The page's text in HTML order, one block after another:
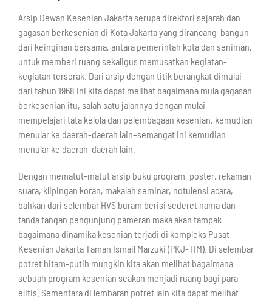
Arsip Dewan Kesenian Jakarta serupa direktori sejarah dan
gagasan berkesenian di Kota Jakarta yang dirancang-bangun
dari keinginan bersama, antara pemerintah kota dan seniman,
untuk memberi ruang sekaligus memusatkan kegiatan-
kegiatan terserak. Dari arsip dengan titik berangkat dimulai
dari tahun 1968 ini kita dapat melihat bagaimana mula gagasan
berkesenian itu, salah satu jalannya dengan mulai
mempelajari tata kelola dan pelembagaan kesenian, kemudian
menular ke daerah-daerah lain–semangat ini kemudian
menular ke daerah-daerah lain.
Dengan mematut-matut arsip buku program, poster, rekaman
suara, klipingan koran, makalah seminar, notulensi acara,
bahkan dari selembar HVS buram berisi sederet nama dan
tanda tangan pengunjung pameran maka akan tampak
bagaimana dinamika kesenian terjadi di kompleks Pusat
Kesenian Jakarta Taman Ismail Marzuki (PKJ-TIM). Di selembar
potret hitam-putih mungkin kita akan melihat bagaimana
sebuah program kesenian seakan menjadi ruang bagi para
elitis. Sementara di lembaran potret lain kita dapat melihat